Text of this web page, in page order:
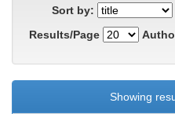
Sort by:
Results/Page
Showing